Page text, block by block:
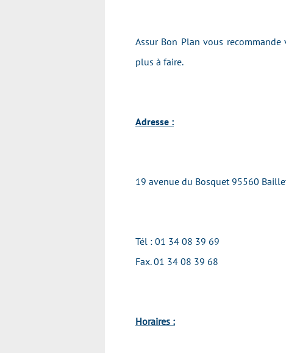
Assur Bon Plan vous
plus à faire.
Adresse :
19 avenue du Bosquet 95560
Tél : 01 34 08 39 69
Fax. 01 34 08 39 68
Horaires :